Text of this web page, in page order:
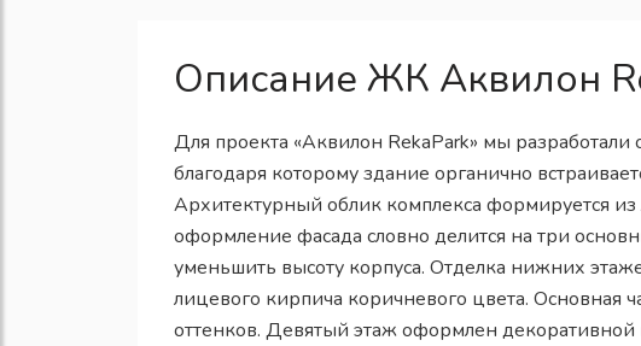
Описание ЖК Аквилон
Для проекта «Аквилон RekaPark» мы
благодаря которому здание органично
Архитектурный облик комплекса формируется
оформление фасада словно делится на три
уменьшить высоту корпуса. Отделка нижних
лицевого кирпича коричневого цвета. Основная
оттенков. Девятый этаж оформлен декоративной